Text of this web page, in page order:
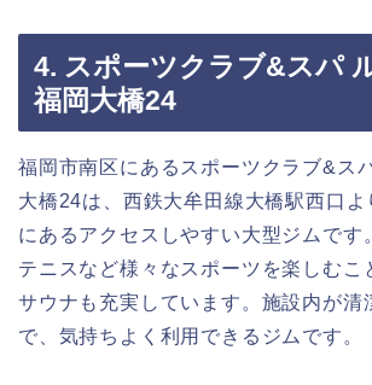
4. スポーツクラブ&スパ
福岡大橋24
福岡市南区にあるスポーツクラブ&ス
大橋24は、西鉄大牟田線大橋駅西口
にあるアクセスしやすい大型ジムです
テニスなど様々なスポーツを楽しむこ
サウナも充実しています。施設内が清
で、気持ちよく利用できるジムです。